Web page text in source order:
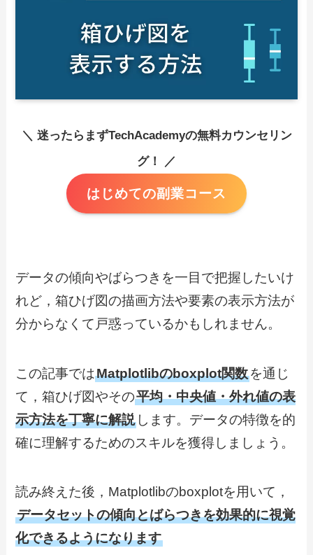
＼ 迷ったらまずTechAcademyの無料カウンセリン
グ！ ／
はじめての副業コース
データの傾向やばらつきを一目で把握したいけ
れど，箱ひげ図の描画方法や要素の表示方法が
分からなくて戸惑っているかもしれません。
この記事ではMatplotlibのboxplot関数を通じ
て，箱ひげ図やその平均・中央値・外れ値の表
示方法を丁寧に解説 します。データの特徴を的
確に理解するためのスキルを獲得しましょう。
読み終えた後，Matplotlibのboxplotを用いて，
データセットの傾向とばらつきを効果的に視覚
化できるようになります